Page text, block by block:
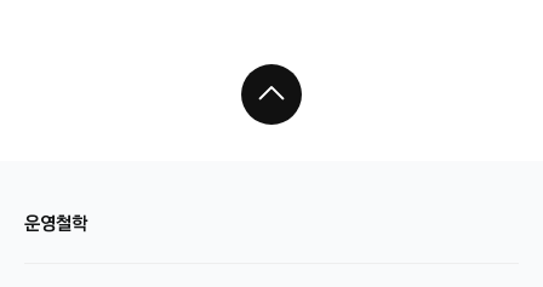
운영철학